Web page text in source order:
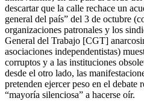
descartar que la calle rechace un
general del país” del 3 de octubre
organizaciones patronales y los
General del Trabajo [CGT]
asociaciones independentistas)
corruptos y a las instituciones
desde el otro lado, las
pretenden ejercer peso en el debate
“mayoría silenciosa” a hacerse oír.